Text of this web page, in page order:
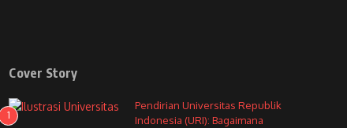
Cover Story
1
Pendirian Universitas Republik
Indonesia (URI): Bagaimana